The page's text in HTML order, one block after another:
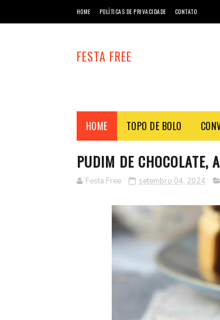
HOME POLÍTICAS DE PRIVACIDADE CONTATO
FESTA FREE
HOME TOPO DE BOLO
PUDIM DE CHOCOLATE,
Festa Free setembro 04, 2024